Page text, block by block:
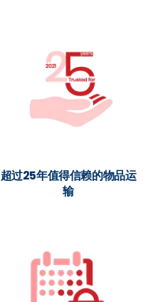
超过25年值得信赖的物品运
输